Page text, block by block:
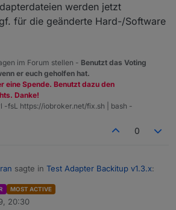
werden jetzt
für die geänderte Hard-/Software
im Forum stellen - Benutzt das Voting
er euch geholfen hat.
eine Spende. Benutzt dazu den
Danke!
-fsL https://iobroker.net/fix.sh | bash -
0
sagte in Test Adapter Backitup v1.3.x:
oder STRG-F5 gedrückt
MOST ACTIVE
20:30